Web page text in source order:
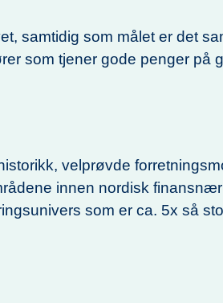
samtidig som målet er det
som tjener gode penger på
velprøvde
innen nordisk
som er ca. 5x så